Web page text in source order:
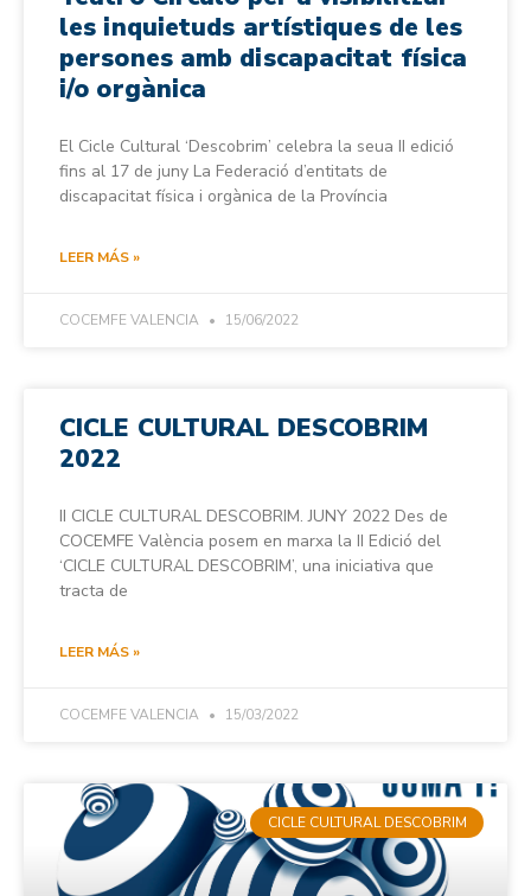
les inquietuds artístiques de les
persones amb discapacitat física
i/o orgànica
El Cicle Cultural ‘Descobrim’ celebra la seua II edició
fins al 17 de juny La Federació d’entitats de
discapacitat física i orgànica de la Província
LEER MÁS »
COCEMFE VALENCIA 15/06/2022
CICLE CULTURAL DESCOBRIM
2022
II CICLE CULTURAL DESCOBRIM. JUNY 2022 Des de
COCEMFE València posem en marxa la II Edició del
‘CICLE CULTURAL DESCOBRIM’, una iniciativa que
tracta de
LEER MÁS »
COCEMFE VALENCIA 15/03/2022
CICLE CULTURAL DESCOBRIM